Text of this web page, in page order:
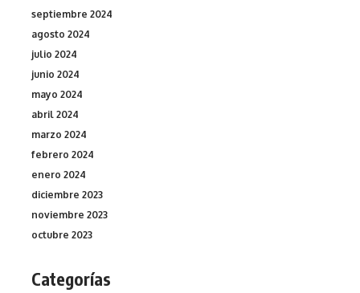
septiembre 2024
agosto 2024
julio 2024
junio 2024
mayo 2024
abril 2024
marzo 2024
febrero 2024
enero 2024
diciembre 2023
noviembre 2023
octubre 2023
Categorías